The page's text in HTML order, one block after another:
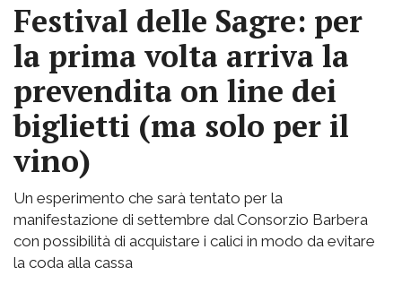
Festival delle Sagre: per
la prima volta arriva la
prevendita on line dei
biglietti (ma solo per il
vino)
Un esperimento che sarà tentato per la
manifestazione di settembre dal Consorzio Barbera
con possibilità di acquistare i calici in modo da evitare
la coda alla cassa